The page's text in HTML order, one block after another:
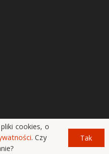
2012 - 2026
cookies, o
. Czy
Tak